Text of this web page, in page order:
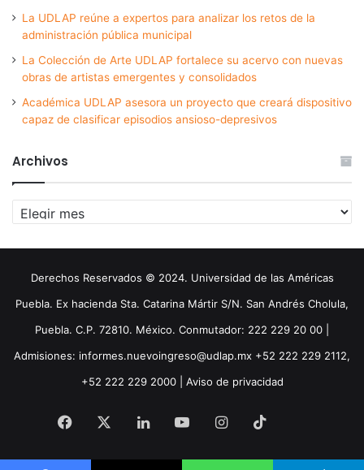
La UDLAP reúne a expertos para analizar los retos de la
administración pública municipal
La Colección de Arte UDLAP fortalece su acervo con nuevas
obras de artistas emergentes y consolidados
Académica UDLAP asesora un proyecto que creará dispositivo
capaz de clasificar episodios ansioso-depresivos
Archivos
Archivos
Derechos Reservados © 2024. Universidad de las Américas
Puebla. Ex hacienda Sta. Catarina Mártir S/N. San Andrés Cholula,
Puebla. C.P. 72810. México. Conmutador: 222 229 20 00 |
Admisiones: informes.nuevoingreso@udlap.mx +52 222 229 2112,
+52 222 229 2000 | Aviso de privacidad
Facebook LinkedInYouTubeInstagram